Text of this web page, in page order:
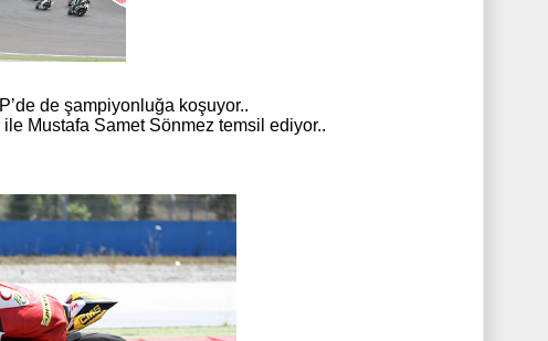
de şampiyonluğa koşuyor..
Mustafa Samet Sönmez temsil ediyor..